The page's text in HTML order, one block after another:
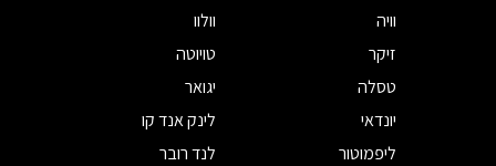
וויה
וולוו
זיקר
טויוטה
טסלה
יגואר
יונדאי
לינק אנד קו
ליפמוטור
לנד רובר